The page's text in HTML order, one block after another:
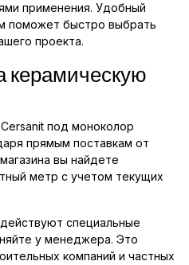
применения. Удобный
поможет быстро выбрать
проекта.
керамическую
под моноколор
прямым поставкам от
вы найдете
метр с учетом текущих
специальные
у менеджера. Это
компаний и частных